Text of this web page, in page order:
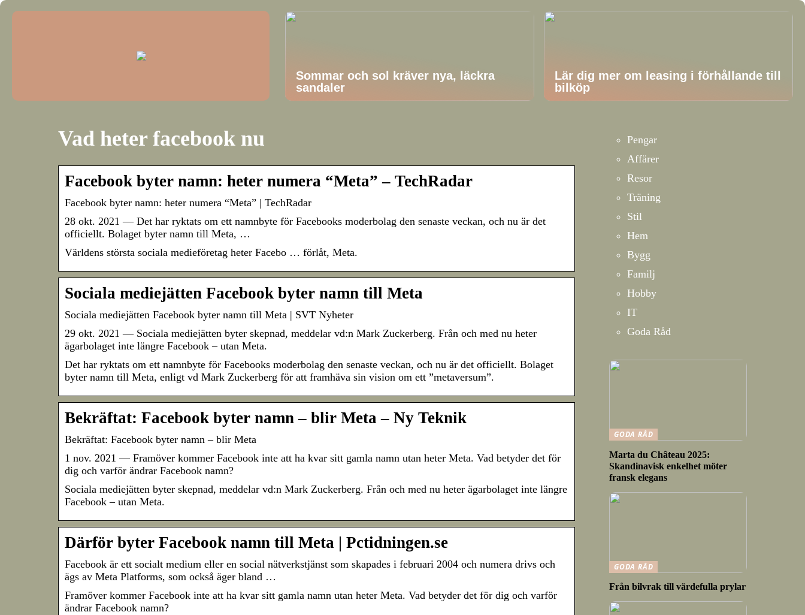
Sommar och sol kräver nya, läckra
sandaler
Lär dig mer om leasing i förhållande till
bilköp
Vad heter facebook nu
Facebook byter namn: heter numera “Meta” – TechRadar
Facebook byter namn: heter numera “Meta” | TechRadar
28 okt. 2021 — Det har ryktats om ett namnbyte för Facebooks moderbolag den senaste veckan, och nu är det
officiellt. Bolaget byter namn till Meta, …
Världens största sociala medieföretag heter Facebo … förlåt, Meta.
Sociala mediejätten Facebook byter namn till Meta
Sociala mediejätten Facebook byter namn till Meta | SVT Nyheter
29 okt. 2021 — Sociala mediejätten byter skepnad, meddelar vd:n Mark Zuckerberg. Från och med nu heter
ägarbolaget inte längre Facebook – utan Meta.
Det har ryktats om ett namnbyte för Facebooks moderbolag den senaste veckan, och nu är det officiellt. Bolaget
byter namn till Meta, enligt vd Mark Zuckerberg för att framhäva sin vision om ett ”metaversum”.
Bekräftat: Facebook byter namn – blir Meta – Ny Teknik
Bekräftat: Facebook byter namn – blir Meta
1 nov. 2021 — Framöver kommer Facebook inte att ha kvar sitt gamla namn utan heter Meta. Vad betyder det för
dig och varför ändrar Facebook namn?
Sociala mediejätten byter skepnad, meddelar vd:n Mark Zuckerberg. Från och med nu heter ägarbolaget inte längre
Facebook – utan Meta.
Därför byter Facebook namn till Meta | Pctidningen.se
Facebook är ett socialt medium eller en social nätverkstjänst som skapades i februari 2004 och numera drivs och
ägs av Meta Platforms, som också äger bland …
Framöver kommer Facebook inte att ha kvar sitt gamla namn utan heter Meta. Vad betyder det för dig och varför
ändrar Facebook namn?
Pengar
Affärer
Resor
Träning
Stil
Hem
Bygg
Familj
Hobby
IT
Goda Råd
GODA RÅD
Marta du Château 2025:
Skandinavisk enkelhet möter
fransk elegans
GODA RÅD
Från bilvrak till värdefulla prylar